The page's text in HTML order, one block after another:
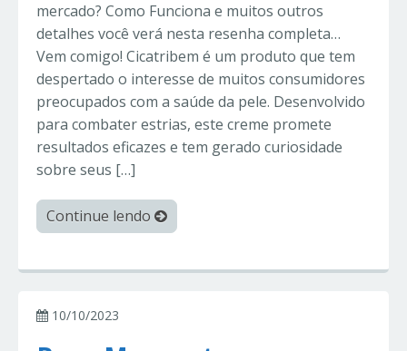
mercado? Como Funciona e muitos outros
detalhes você verá nesta resenha completa…
Vem comigo! Cicatribem é um produto que tem
despertado o interesse de muitos consumidores
preocupados com a saúde da pele. Desenvolvido
para combater estrias, este creme promete
resultados eficazes e tem gerado curiosidade
sobre seus […]
Continue lendo
10/10/2023